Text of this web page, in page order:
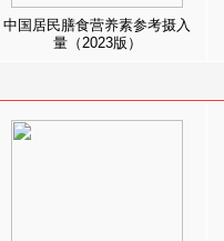
中国居民膳食营养素参考摄入
量（2023版）